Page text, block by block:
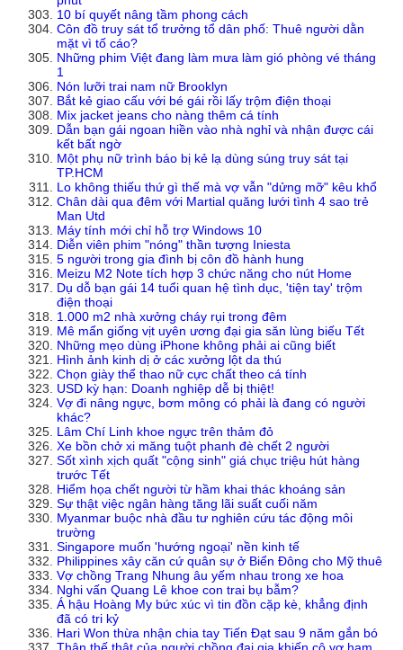
10 bí quyết nâng tầm phong cách
Côn đồ truy sát tổ trưởng tổ dân phố: Thuê người dằn
mặt vì tố cáo?
Những phim Việt đang làm mưa làm gió phòng vé tháng
1
Nón lưỡi trai nam nữ Brooklyn
Bắt kẻ giao cấu với bé gái rồi lấy trộm điện thoại
Mix jacket jeans cho nàng thêm cá tính
Dẫn bạn gái ngoan hiền vào nhà nghỉ và nhận được cái
kết bất ngờ
Một phụ nữ trình báo bị kẻ lạ dùng súng truy sát tại
TP.HCM
Lo không thiếu thứ gì thế mà vợ vẫn "dửng mỡ" kêu khổ
Chân dài qua đêm với Martial quăng lưới tình 4 sao trẻ
Man Utd
Máy tính mới chỉ hỗ trợ Windows 10
Diễn viên phim "nóng" thần tượng Iniesta
5 người trong gia đình bị côn đồ hành hung
Meizu M2 Note tích hợp 3 chức năng cho nút Home
Dụ dỗ bạn gái 14 tuổi quan hệ tình dục, 'tiện tay' trộm
điện thoại
1.000 m2 nhà xưởng cháy rụi trong đêm
Mê mẩn giống vịt uyên ương đại gia săn lùng biếu Tết
Những mẹo dùng iPhone không phải ai cũng biết
Hình ảnh kinh dị ở các xưởng lột da thú
Chọn giày thể thao nữ cực chất theo cá tính
USD kỳ hạn: Doanh nghiệp dễ bị thiệt!
Vợ đi nâng ngực, bơm mông có phải là đang có người
khác?
Lâm Chí Linh khoe ngực trên thảm đỏ
Xe bồn chở xi măng tuột phanh đè chết 2 người
Sốt xình xịch quất "cộng sinh" giá chục triệu hút hàng
trước Tết
Hiểm họa chết người từ hầm khai thác khoáng sản
Sự thật việc ngân hàng tăng lãi suất cuối năm
Myanmar buộc nhà đầu tư nghiên cứu tác động môi
trường
Singapore muốn 'hướng ngoại' nền kinh tế
Philippines xây căn cứ quân sự ở Biển Đông cho Mỹ thuê
Vợ chồng Trang Nhung âu yếm nhau trong xe hoa
Nghi vấn Quang Lê khoe con trai bụ bẫm?
Á hậu Hoàng My bức xúc vì tin đồn cặp kè, khẳng định
đã có tri kỷ
Hari Won thừa nhận chia tay Tiến Đạt sau 9 năm gắn bó